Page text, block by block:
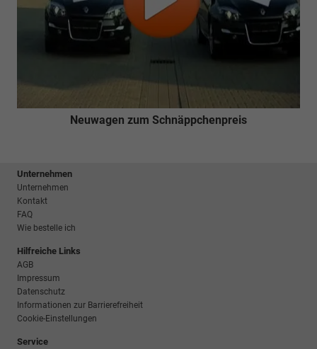
Neuwagen zum Schnäppchenpreis
Unternehmen
Unternehmen
Kontakt
FAQ
Wie bestelle ich
Hilfreiche Links
AGB
Impressum
Datenschutz
Informationen zur Barrierefreiheit
Cookie-Einstellungen
Service